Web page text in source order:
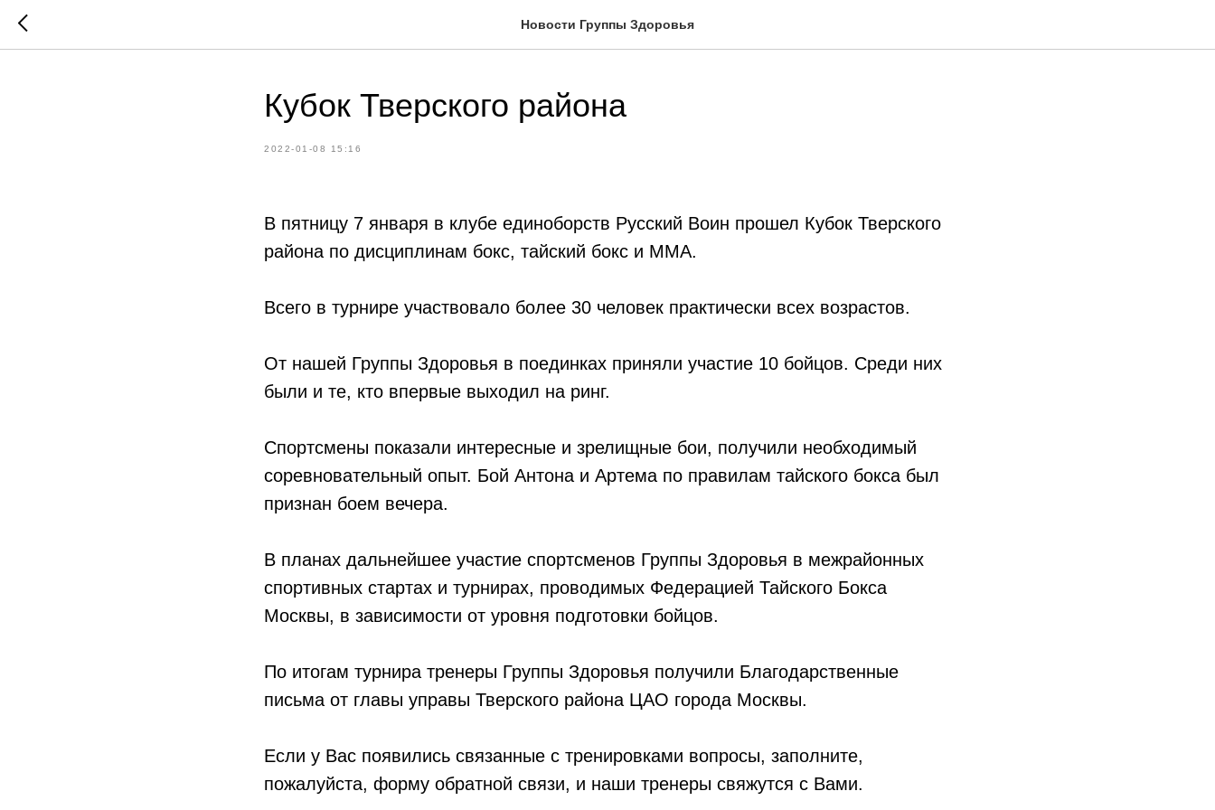
Новости Группы Здоровья
Кубок Тверского района
2022-01-08 15:16
В пятницу 7 января в клубе единоборств Русский Воин прошел Кубок Тверского
района по дисциплинам бокс, тайский бокс и ММА.
Всего в турнире участвовало более 30 человек практически всех возрастов.
От нашей Группы Здоровья в поединках приняли участие 10 бойцов. Среди них
были и те, кто впервые выходил на ринг.
Спортсмены показали интересные и зрелищные бои, получили необходимый
соревновательный опыт. Бой Антона и Артема по правилам тайского бокса был
признан боем вечера.
В планах дальнейшее участие спортсменов Группы Здоровья в межрайонных
спортивных стартах и турнирах, проводимых Федерацией Тайского Бокса
Москвы, в зависимости от уровня подготовки бойцов.
По итогам турнира тренеры Группы Здоровья получили Благодарственные
письма от главы управы Тверского района ЦАО города Москвы.
Если у Вас появились связанные с тренировками вопросы, заполните,
пожалуйста, форму обратной связи, и наши тренеры свяжутся с Вами.